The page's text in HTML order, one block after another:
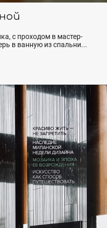
с проходом в мастер-
в ванную из спальни...